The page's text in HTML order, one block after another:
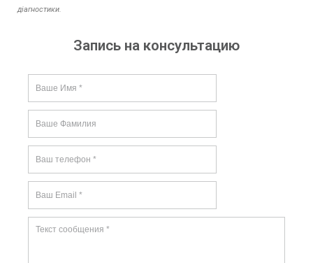
діагностики.
Запись на консультацию